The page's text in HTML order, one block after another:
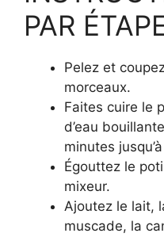
PAR
Pelez et
morceaux.
Faites cuire le
d’eau
minutes
Égouttez le
mixeur.
Ajoutez le lait,
muscade, la